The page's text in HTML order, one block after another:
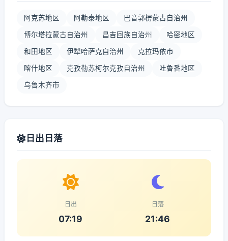
阿克苏地区 阿勒泰地区 巴音郭楞蒙古自治州
博尔塔拉蒙古自治州 昌吉回族自治州 哈密地区
和田地区 伊犁哈萨克自治州 克拉玛依市
喀什地区 克孜勒苏柯尔克孜自治州 吐鲁番地区
乌鲁木齐市
日出日落
日出
07:19
日落
21:46